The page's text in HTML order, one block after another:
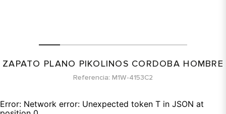
ZAPATO PLANO PIKOLINOS CORDOBA HOMBRE
Referencia M1W-4153C2
Error: Network error: Unexpected token T in JSON at